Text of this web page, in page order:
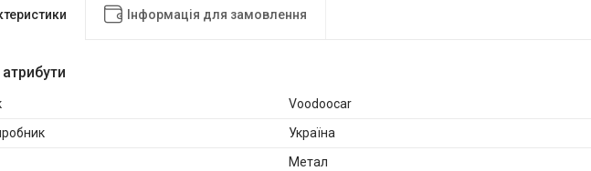
Інформація для замовлення
Voodoocar
Україна
Метал